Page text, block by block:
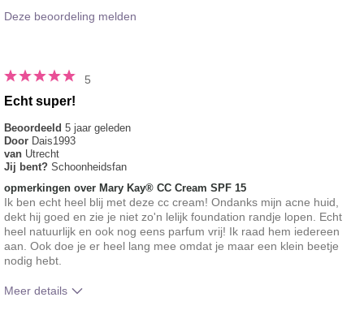
Deze beoordeling melden
5
Echt super!
Beoordeeld 5 jaar geleden
Door Dais1993
van Utrecht
Jij bent? Schoonheidsfan
opmerkingen over Mary Kay® CC Cream SPF 15
Ik ben echt heel blij met deze cc cream! Ondanks mijn acne huid,
dekt hij goed en zie je niet zo'n lelijk foundation randje lopen. Echt
heel natuurlijk en ook nog eens parfum vrij! Ik raad hem iedereen
aan. Ook doe je er heel lang mee omdat je maar een klein beetje
nodig hebt.
Meer details